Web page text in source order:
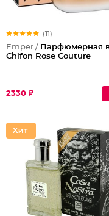
(11)
Emper / Парфюмерная
Chifon Rose Couture
2330 ₽